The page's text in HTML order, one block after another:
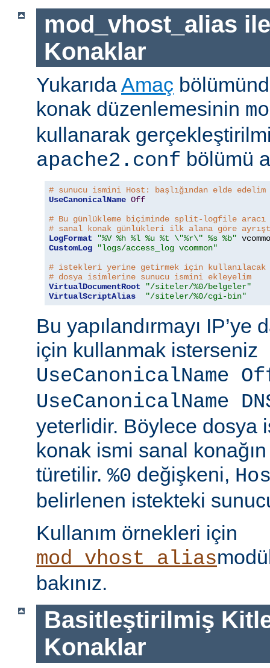
mod_vhost_alias
Konaklar
YukarıdaAmaç
konak düzenlemesinin
kullanarak
apache2.conf bölümü
# sunucu ismini Host: başlığından elde edelim
UseCanonicalName Off
# Bu günlükleme biçiminde split-logfile aracı
# sanal konak günlükleri ilk alana göre
LogFormat
"%V %h %l %u %t \"%r\" %s %b"
CustomLog
"logs/access_log vcommon"
# istekleri yerine getirmek için kullanılacak
# dosya isimlerine sunucu ismini ekleyelim
VirtualDocumentRoot
"/siteler/%0/belgeler"
VirtualScriptAlias
"/siteler/%0/cgi-bin"
Bu yapılandırmayı IP’ye
için kullanmak isterseniz
UseCanonicalName
UseCanonicalName
yeterlidir. Böylece dosya
konak ismi sanal
türetilir. %0 değişkeni,
belirlenen istekteki
Kullanım örnekleri için
mod_vhost_alias
bakınız.
Basitleştirilmiş
Konaklar